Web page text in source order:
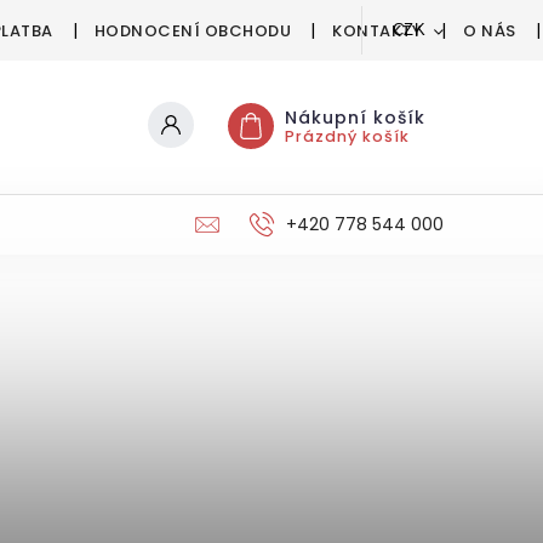
HODNOCENÍ OBCHODU KONTAKTY O NÁS
CZK
Nákupní košík
Prázdný košík
+420 778 544 000